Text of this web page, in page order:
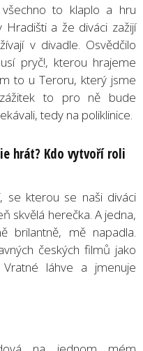
to klaplo a hru
a že diváci zažijí
v divadle. Osvědčilo
pryč!, kterou hrajeme
to u Teroru, který jsme
to pro ně bude
tedy na poliklinice.
hrát? Kdo vytvoří roli
se kterou se naši diváci
skvělá herečka. A jedna,
brilantně, mě napadla.
českých filmů jako
láhve a jmenuje